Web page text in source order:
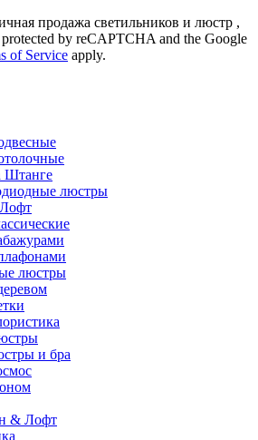
продажа светильников и люстр ,
protected by reCAPTCHA and the Google
of Service apply.
Штанге
люстры
люстры
и бра
& Лофт